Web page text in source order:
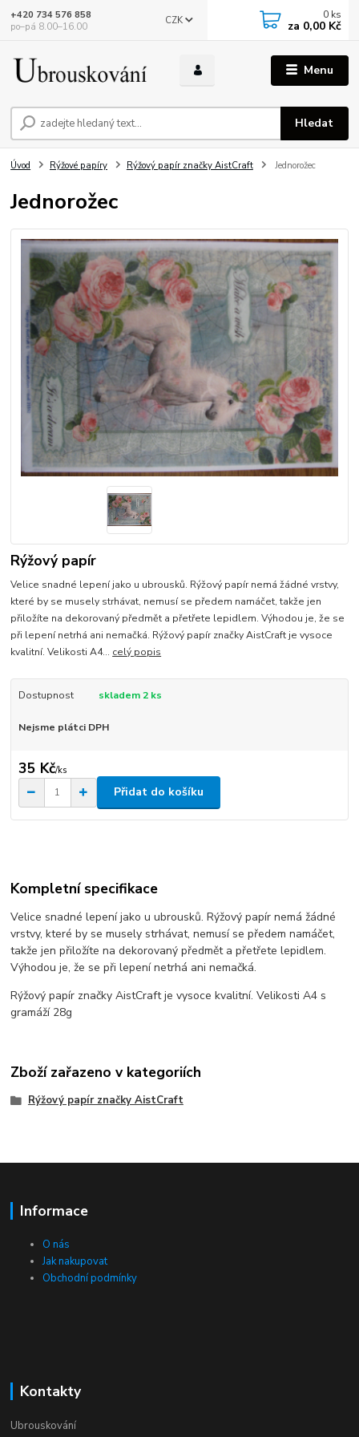
Menu
CZK
Hledat
+420 734 576 858
po–pá 8.00–16.00
0 ks
za 0,00 Kč
Úvod Rýžové papíry Rýžový papír značky AistCraft Jednorožec
Jednorožec
Rýžový papír
Velice snadné lepení jako u ubrousků. Rýžový papír nemá žádné vrstvy,
které by se musely strhávat, nemusí se předem namáčet, takže jen
přiložíte na dekorovaný předmět a přetřete lepidlem. Výhodou je, že se
při lepení netrhá ani nemačká. Rýžový papír značky AistCraft je vysoce
kvalitní. Velikosti A4... celý popis
Dostupnost skladem 2 ks
Nejsme plátci DPH
35 Kč/ks
Přidat do košíku
Kompletní specifikace
Velice snadné lepení jako u ubrousků. Rýžový papír nemá žádné
vrstvy, které by se musely strhávat, nemusí se předem namáčet,
takže jen přiložíte na dekorovaný předmět a přetřete lepidlem.
Výhodou je, že se při lepení netrhá ani nemačká.
Rýžový papír značky AistCraft je vysoce kvalitní. Velikosti A4 s
gramáží 28g
Zboží zařazeno v kategoriích
Rýžový papír značky AistCraft
Informace
O nás
Jak nakupovat
Obchodní podmínky
Kontakty
Ubrouskování